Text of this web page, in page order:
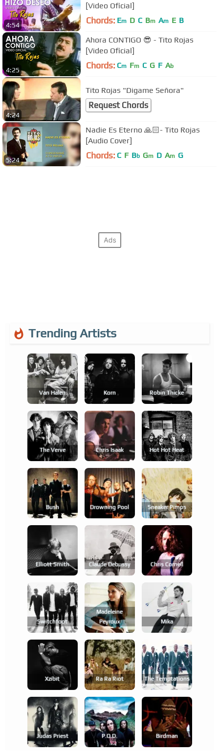
4:54
[Video Oficial]
Chords: Em D C Bm Am E B
4:25
Ahora CONTIGO 😎 - Tito Rojas
[Video Oficial]
Chords: Cm Fm C G F Ab
4:24
Tito Rojas "Digame Señora"
Request Chords
5:24
Nadie Es Eterno 🙏🏻- Tito Rojas
[Audio Cover]
Chords: C F Bb Gm D Am G
Trending Artists
Van Halen Korn Robin Thicke
The Verve Chris Isaak Hot Hot Heat
Bush Drowning Pool Sneaker Pimps
Elliott Smith Claude Debussy Chris Cornell
Switchfoot
Madeleine
Peyroux
Mika
Xzibit Ra Ra Riot The Temptations
Judas Priest P.o.d. Birdman